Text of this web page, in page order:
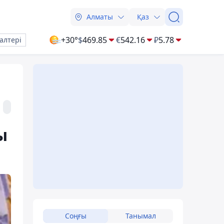
Алматы Қаз
+30°$469.85 €542.16 ₽5.78
Соңғы Танымал